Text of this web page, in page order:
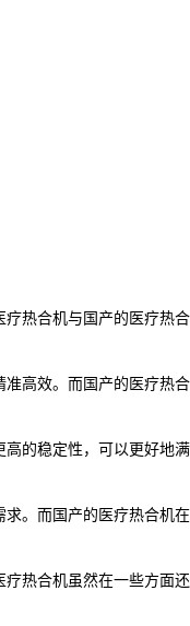
疗热合机与国产的医疗热合
高效。而国产的医疗热合
的稳定性，可以更好地满
。而国产的医疗热合机在
热合机虽然在一些方面还